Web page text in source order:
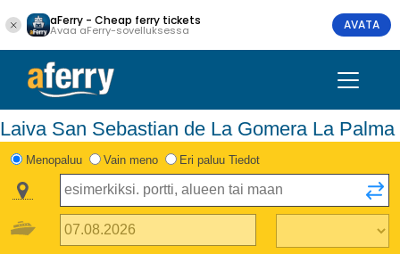
aFerry - Cheap ferry tickets
Avaa aFerry-sovelluksessa AVATA
Laiva San Sebastian de La Gomera La Palma
Menopaluu Vain meno Eri paluu Tiedot